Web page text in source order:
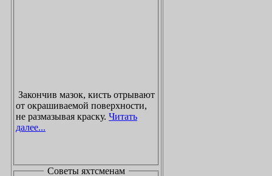
Закончив мазок, кисть отрывают
от окрашиваемой поверхности,
не размазывая краску. Читать
далее...
Советы яхтсменам